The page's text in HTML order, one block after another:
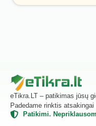
eTikra.LT – patikimas jūsų
Padedame rinktis
Patikimi.